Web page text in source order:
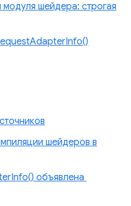
шейдера: строгая
шейдеров в
объявлена